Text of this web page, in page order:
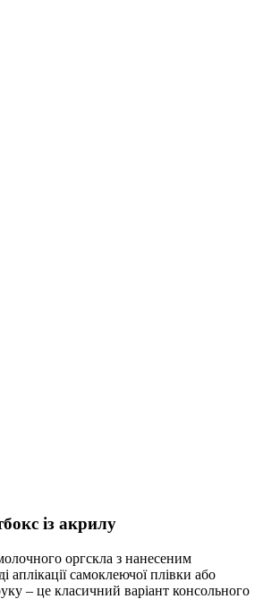
із акрилу
оргскла з нанесеним
аплікації самоклеючої плівки або
– це класичний варіант консольного